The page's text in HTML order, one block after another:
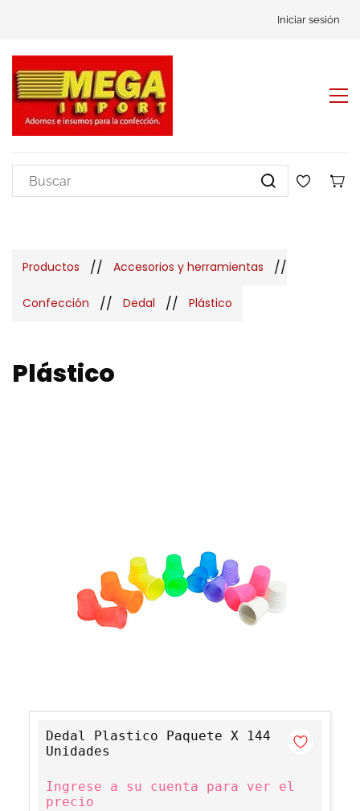
Iniciar sesión
Productos // Accesorios y herramientas //
Confección // Dedal // Plástico
Plástico
Dedal Plastico Paquete X 144
Unidades
Ingrese a su cuenta para ver el
precio